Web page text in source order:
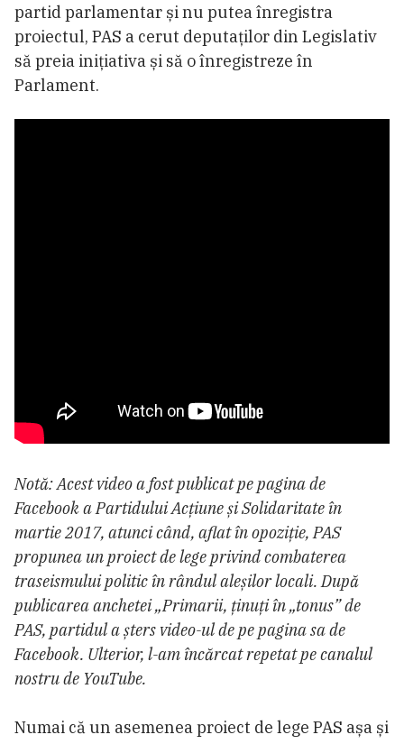
partid parlamentar și nu putea înregistra
proiectul, PAS a cerut deputaților din Legislativ
să preia inițiativa și să o înregistreze în
Parlament.
Notă: Acest video a fost publicat pe pagina de
Facebook a Partidului Acțiune și Solidaritate în
martie 2017, atunci când, aflat în opoziție, PAS
propunea un proiect de lege privind combaterea
traseismului politic în rândul aleșilor locali. După
publicarea anchetei „Primarii, ținuți în „tonus” de
PAS, partidul a șters video-ul de pe pagina sa de
Facebook. Ulterior, l-am încărcat repetat pe canalul
nostru de YouTube.
Numai că un asemenea proiect de lege PAS așa și